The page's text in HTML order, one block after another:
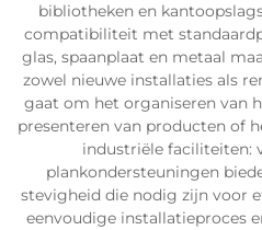
bibliotheken en
compatibiliteit met
glas, spaanplaat en metaal
zowel nieuwe installaties als
gaat om het organiseren van
presenteren van producten of
industriële faciliteiten:
plankondersteuningen
stevigheid die nodig zijn voor
eenvoudige installatieproces